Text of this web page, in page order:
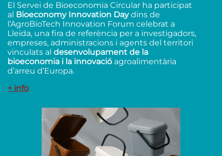
El Servei de Bioeconomia Circular ha participat
al Bioeconomy Innovation Daydins de
l’AgroBioTech Innovation Forum celebrat a
Lleida, una fira de referència per a investigadors,
empreses, administracions i agents del territori
vinculats al desenvolupament de la
bioeconomia i la innovació agroalimentària
d’arreu d’Europa.
+ info